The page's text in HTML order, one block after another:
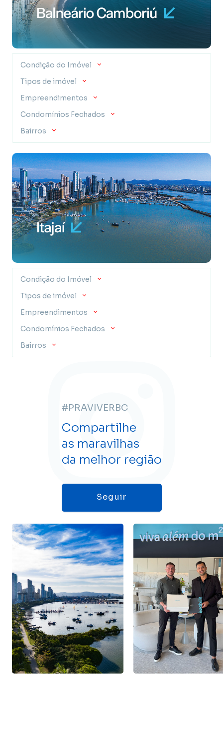
Condição do Imóvel
Tipos de imóvel
Empreendimentos
Condomínios Fechados
Bairros
Condição do Imóvel
Tipos de imóvel
Empreendimentos
Condomínios Fechados
Bairros
#PRAVIVERBC
Compartilhe
as maravilhas
da melhor região
Seguir